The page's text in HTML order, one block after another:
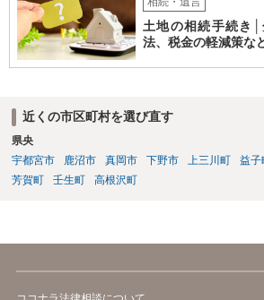
土地の相続手続き
法、税金の軽減策な
近くの市区町村を選び直す
県央
宇都宮市
鹿沼市 真岡市 下野市 上三川町 益子
芳賀町
壬生町 高根沢町